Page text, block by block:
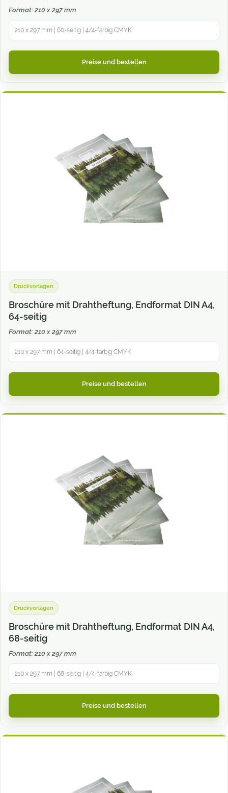
Format: 210 x 297 mm
210 x 297 mm | 60-seitig | 4/4-farbig CMYK
Preise und bestellen
Druckvorlagen
Broschüre mit Drahtheftung, Endformat DIN A4,
64-seitig
Format: 210 x 297 mm
210 x 297 mm | 64-seitig | 4/4-farbig CMYK
Preise und bestellen
Druckvorlagen
Broschüre mit Drahtheftung, Endformat DIN A4,
68-seitig
Format: 210 x 297 mm
210 x 297 mm | 68-seitig | 4/4-farbig CMYK
Preise und bestellen